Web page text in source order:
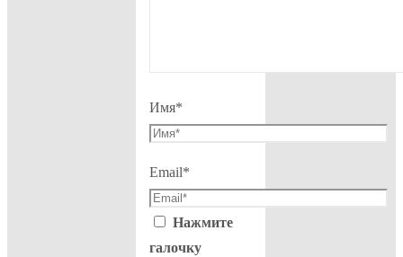
Имя*
Email*
Нажмите
галочку